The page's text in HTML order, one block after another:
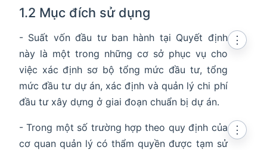
1.2 Mục đích sử dụng
- Suất vốn đầu tư ban hành tại Quyết định
này là một trong những cơ sở phục vụ cho
việc xác định sơ bộ tổng mức đầu tư, tổng
mức đầu tư dự án, xác định và quản lý chi phí
đầu tư xây dựng ở giai đoạn chuẩn bị dự án.
⋮
- Trong một số trường hợp theo quy định của
cơ quan quản lý có thẩm quyền được tạm sử
⋮